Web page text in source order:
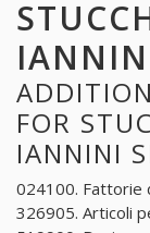
FOR
IANNINI
024100. Fattorie
326905. Articoli